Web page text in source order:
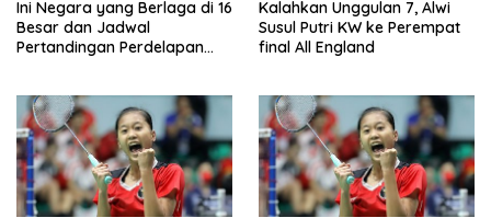
Ini Negara yang Berlaga di 16
Besar dan Jadwal
Pertandingan Perdelapan
Kalahkan Unggulan 7, Alwi
Susul Putri KW ke Perempat
final All England